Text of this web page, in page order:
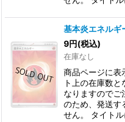
基本炎エネルギ
9円(税込)
在庫なし
商品ページに表
ト上の在庫数
なりますのでご
のため、発送す
せん。 タイト